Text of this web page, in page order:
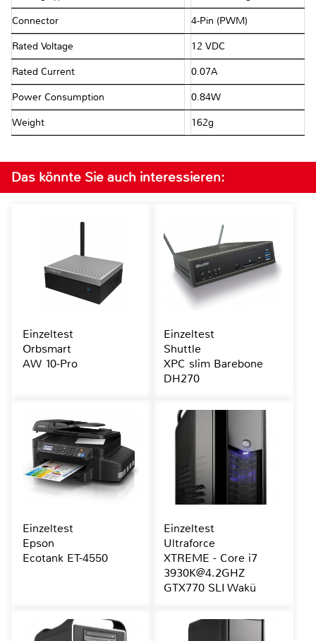
Connector 4-Pin (PWM)
Rated Voltage 12 VDC
Rated Current 0.07A
Power Consumption 0.84W
Weight 162g
Das könnte Sie auch interessieren:
Einzeltest
Orbsmart
AW 10-Pro
Einzeltest
Shuttle
XPC slim Barebone
DH270
Einzeltest
Epson
Ecotank ET-4550
Einzeltest
Ultraforce
XTREME - Core i7
3930K@4.2GHZ
GTX770 SLI Wakü